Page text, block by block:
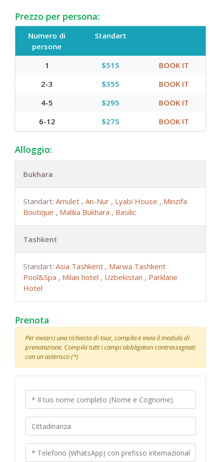
Prezzo per persona:
Numero di
persone
Standart
1 $515
BOOK IT
2-3
$355
BOOK IT
4-5
$295
BOOK IT
6-12
$275 BOOK IT
Alloggio:
Bukhara
Standart: Amulet , An-Nur , Lyabi House , Minzifa
Boutique , Malika Bukhara , Basilic
Tashkent
Standart: Asia Tashkent , Marwa Tashkent
Pool&Spa , Milan hotel , Uzbekistan , Parklane
Hotel
Prenota
Per inviarci una richiesta di tour, compila e invia il modulo di
prenotazione. Compila tutti i campi obbligatori contrassegnati
con un asterisco (*)